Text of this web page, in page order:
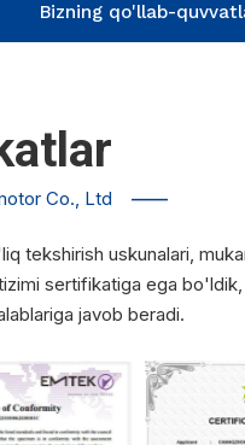
Bizning qo'llab-
Co., Ltd ——
tekshirish uskunalari,
sertifikatiga ega
javob beradi.